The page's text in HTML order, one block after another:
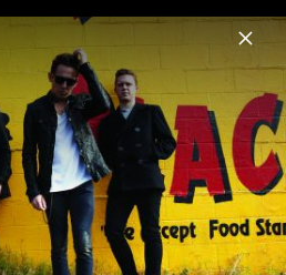
Menu
Videos Fotos Biografie
im Lido (Berlin)